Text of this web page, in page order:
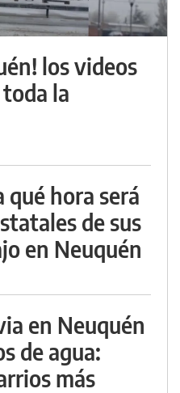
los videos
la
qué hora será
de sus
en Neuquén
en Neuquén
de agua:
más